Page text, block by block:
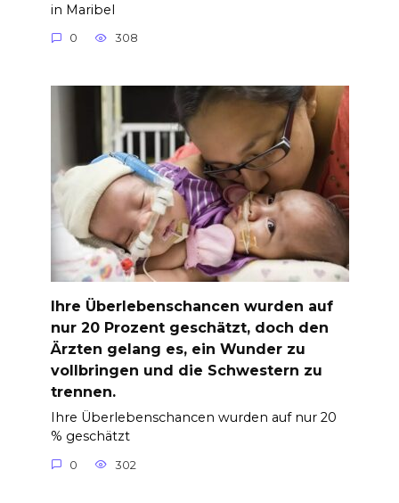
in Maribel
0 308
Ihre Überlebenschancen wurden auf
nur 20 Prozent geschätzt, doch den
Ärzten gelang es, ein Wunder zu
vollbringen und die Schwestern zu
trennen.
Ihre Überlebenschancen wurden auf nur 20
% geschätzt
0 302